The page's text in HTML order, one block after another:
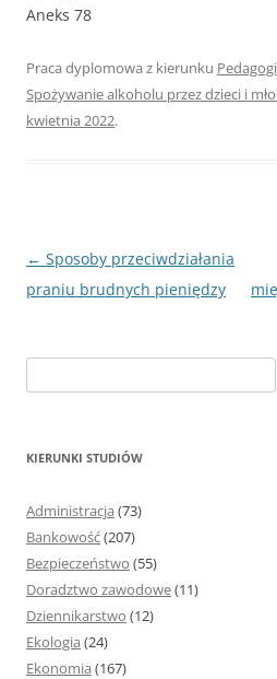
Aneks 78
Praca dyplomowa z kierunku
Spożywanie alkoholu przez dzieci i
kwietnia 2022.
Nawigacja
wpisu
← Sposoby przeciwdziałania
praniu brudnych pieniędzy
z
KIERUNKI STUDIÓW
Administracja (73)
Bankowość(207)
Bezpieczeństwo (55)
Doradztwo zawodowe(11)
Dziennikarstwo (12)
Ekologia (24)
Ekonomia (167)